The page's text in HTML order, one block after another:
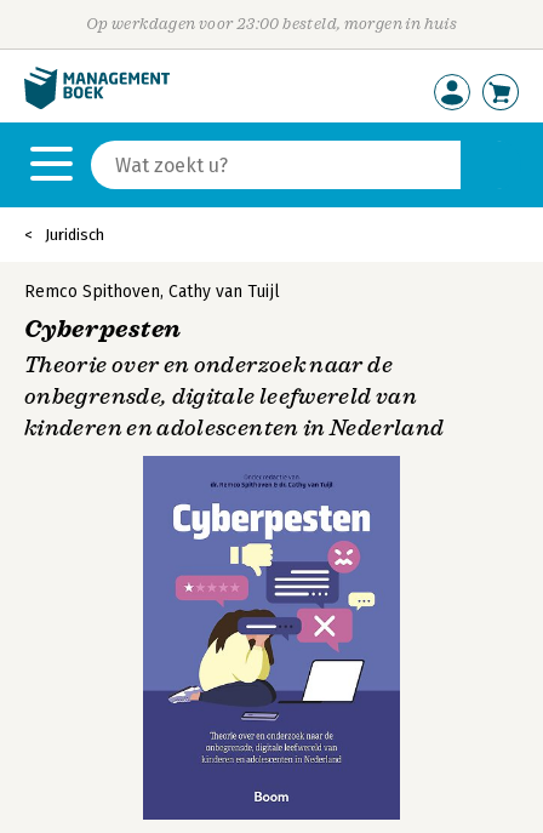
Op werkdagen voor 23:00 besteld, morgen in huis
Juridisch
Remco Spithoven, Cathy van Tuijl
Cyberpesten
Theorie over en onderzoek naar de
onbegrensde, digitale leefwereld van
kinderen en adolescenten in Nederland